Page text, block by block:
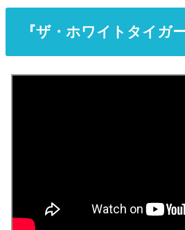
『ザ・ホワイトタイガ